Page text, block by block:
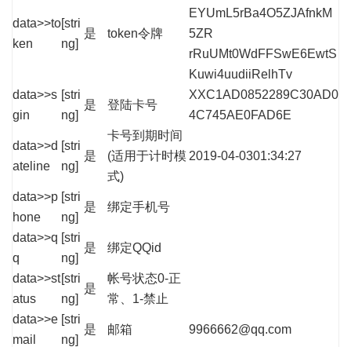
data>>to
ken
[stri
ng]
是 token令牌
EYUmL5rBa4O5ZJAfnkM
5ZR
rRuUMt0WdFFSwE6EwtS
Kuwi4uudiiRelhTv
data>>s
gin
[stri
ng]
是 登陆卡号
XXC1AD0852289C30AD0
4C745AE0FAD6E
data>>d
ateline
[stri
ng]
是
卡号到期时间
(适用于计时模
式)
2019-04-0301:34:27
data>>p
hone
[stri
ng]
是 绑定手机号
data>>q
q
[stri
ng]
是 绑定QQid
data>>st
atus
[stri
ng]
是
帐号状态0-正
常、1-禁止
data>>e
mail
[stri
ng]
是 邮箱 9966662@qq.com